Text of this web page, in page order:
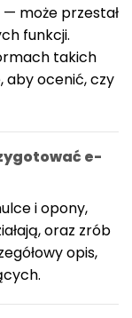
może przestał
funkcji.
takich
aby ocenić, czy
e-
i opony,
oraz zrób
opis,